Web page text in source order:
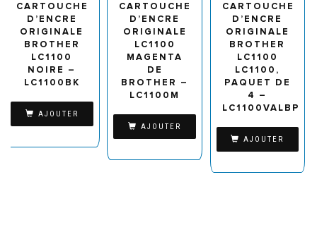
CARTOUCHE
D’ENCRE
ORIGINALE
BROTHER
LC1100
NOIRE –
LC1100BK
AJOUTER
CARTOUCHE
D’ENCRE
ORIGINALE
LC1100
MAGENTA
DE
BROTHER –
LC1100M
AJOUTER
CARTOUCHE
D’ENCRE
ORIGINALE
BROTHER
LC1100
LC1100,
PAQUET DE
4 –
LC1100VALBP
AJOUTER